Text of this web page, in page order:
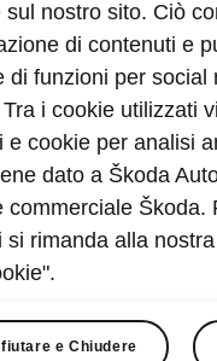
sul nostro sito. Ciò
di contenuti e
di funzioni per social
i cookie utilizzati
e cookie per analisi
dato a Škoda
commerciale Škoda.
si rimanda alla nostra
e Chiudere